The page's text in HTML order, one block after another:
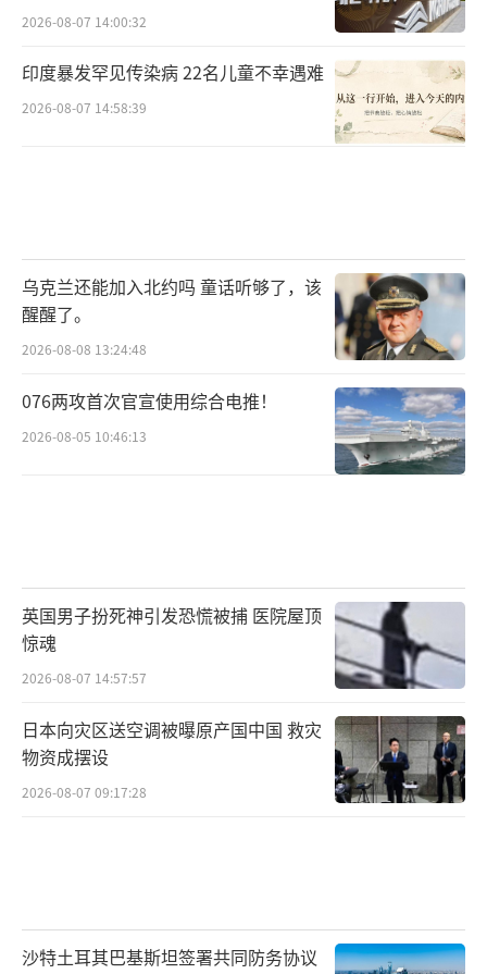
2026-08-07 14:00:32
印度暴发罕见传染病 22名儿童不幸遇难
2026-08-07 14:58:39
乌克兰还能加入北约吗 童话听够了，该
醒醒了。
2026-08-08 13:24:48
076两攻首次官宣使用综合电推！
2026-08-05 10:46:13
英国男子扮死神引发恐慌被捕 医院屋顶
惊魂
2026-08-07 14:57:57
日本向灾区送空调被曝原产国中国 救灾
物资成摆设
2026-08-07 09:17:28
沙特土耳其巴基斯坦签署共同防务协议